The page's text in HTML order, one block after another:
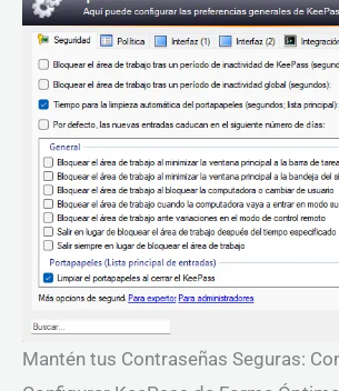
Mantén tus Contraseñas Seguras: